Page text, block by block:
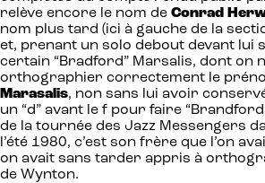
relève encore le nom de Conrad
nom plus tard (ici à gauche de la
et, prenant un solo debout devant lui
certain “Bradford” Marsalis, dont on
orthographier correctement le
Marasalis, non sans lui avoir
un “d” avant le f pour faire
de la tournée des Jazz Messengers
l’été 1980, c’est son frère que l’on
on avait sans tarder appris à
de Wynton.